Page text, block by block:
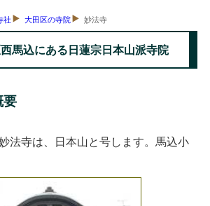
社 大田区の寺院 妙法寺
馬込にある日蓮宗日本山派寺院
要
法寺は、日本山と号します。馬込小